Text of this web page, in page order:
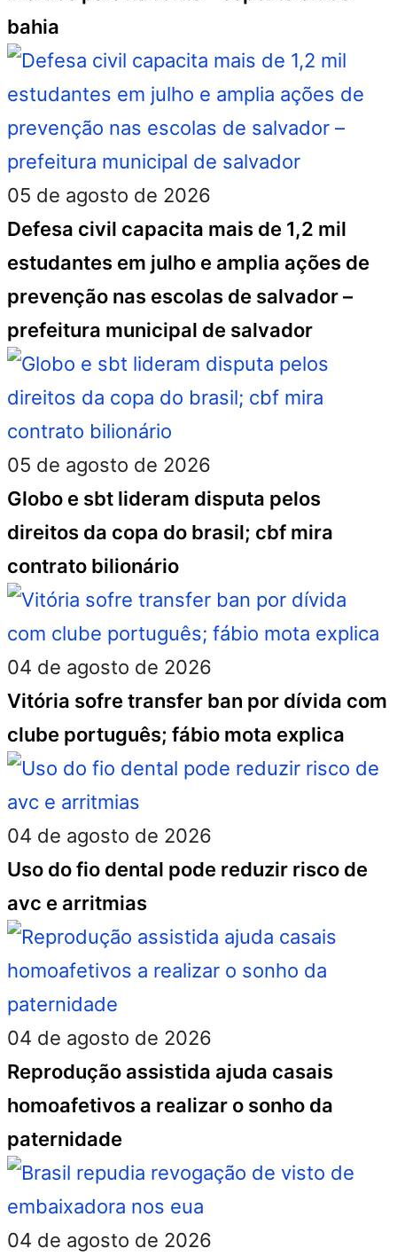
bahia
05 de agosto de 2026
Defesa civil capacita mais de 1,2 mil
estudantes em julho e amplia ações de
prevenção nas escolas de salvador –
prefeitura municipal de salvador
05 de agosto de 2026
Globo e sbt lideram disputa pelos
direitos da copa do brasil; cbf mira
contrato bilionário
04 de agosto de 2026
Vitória sofre transfer ban por dívida com
clube português; fábio mota explica
04 de agosto de 2026
Uso do fio dental pode reduzir risco de
avc e arritmias
04 de agosto de 2026
Reprodução assistida ajuda casais
homoafetivos a realizar o sonho da
paternidade
04 de agosto de 2026